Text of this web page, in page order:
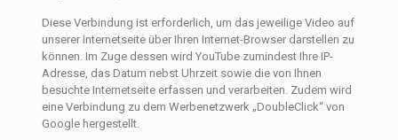
Diese Verbindung ist erforderlich, um das jeweilige Video auf
unserer Internetseite über Ihren Internet-Browser darstellen zu
können. Im Zuge dessen wird YouTube zumindest Ihre IP-
Adresse, das Datum nebst Uhrzeit sowie die von Ihnen
besuchte Internetseite erfassen und verarbeiten. Zudem wird
eine Verbindung zu dem Werbenetzwerk „DoubleClick“ von
Google hergestellt.